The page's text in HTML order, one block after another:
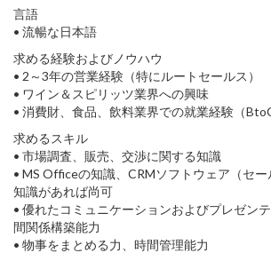
言語
• 流暢な日本語
求める経験およびノウハウ
• 2～3年の営業経験（特にルートセールス）
• ワイン＆スピリッツ業界への興味
• 消費財、食品、飲料業界での就業経験（
求めるスキル
• 市場調査、販売、交渉に関する知識
• MS Officeの知識、CRMソフトウェア（セ
知識があれば尚可
• 優れたコミュニケーションおよびプレゼン
間関係構築能力
• 物事をまとめる力、時間管理能力